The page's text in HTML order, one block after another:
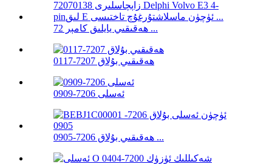
ھەقىقىي يايلىق كامېر 72 ...
ھەقىقىي بۇلاق 7207-0117
ئەسلى 7206-0909
ھەقىقىي بۇلاق 7206-0905 ...